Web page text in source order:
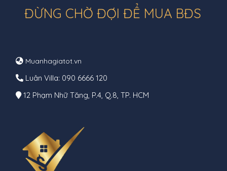
ĐỪNG CHỜ ĐỢI ĐỂ MUA BĐS
Muanhagiatot.vn
Luân Villa: 090 6666 120
12 Phạm Nhữ Tăng, P.4, Q.8, TP. HCM